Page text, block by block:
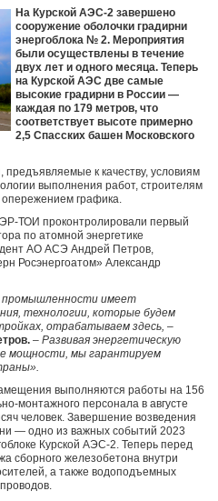
На Курской АЭС-2 завершено
сооружение оболочки градирни
энергоблока № 2. Мероприятия
были осуществлены в течение
двух лет и одного месяца. Теперь
на Курской АЭС две самые
высокие градирни в России —
каждая по 179 метров, что
соответствует высоте примерно
2,5 Спасских башен Московского
к качеству, условиям
выполнения работ, строителям
графика.
ТОИ проконтролировали первый
по атомной энергетике
АО АСЭ Андрей Петров,
Росэнергоатом» Александр
промышленности имеет
технологии, которые будем
отрабатываем здесь, –
– Развивая энергетическую
мощности, мы гарантируем
выполняются работы на 156
монтажного персонала в августе
человек. Завершение возведения
— одно из важных событий 2023
Курской АЭС-2. Теперь перед
сборного железобетона внутри
а также водоподъемных